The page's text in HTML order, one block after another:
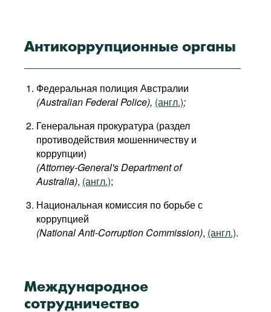
Антикоррупционные органы
Федеральная полиция Австралии
(Australian Federal Police), (англ.);
Генеральная прокуратура (раздел
противодействия мошенничеству и
коррупции)
(Attorney-General's Department of
Australia), (англ.);
Национальная комиссия по борьбе с
коррупцией
(National Anti-Corruption Commission), (англ.).
Международное
сотрудничество